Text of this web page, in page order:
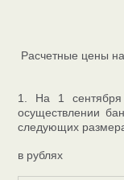
Расчетные цены
1. На 1 сентября
осуществлении
следующих
в рублях